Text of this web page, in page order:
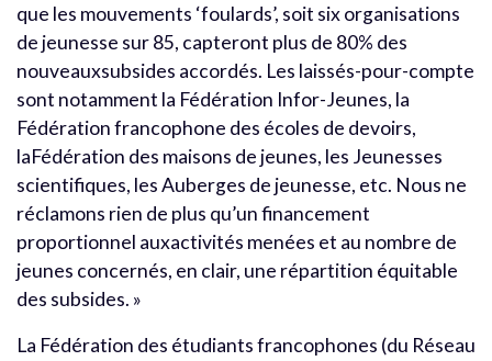
que les mouvements ‘foulards’, soit six organisations
de jeunesse sur 85, capteront plus de 80% des
nouveauxsubsides accordés. Les laissés-pour-compte
sont notamment la Fédération Infor-Jeunes, la
Fédération francophone des écoles de devoirs,
laFédération des maisons de jeunes, les Jeunesses
scientifiques, les Auberges de jeunesse, etc. Nous ne
réclamons rien de plus qu’un financement
proportionnel auxactivités menées et au nombre de
jeunes concernés, en clair, une répartition équitable
des subsides. »
La Fédération des étudiants francophones (du Réseau